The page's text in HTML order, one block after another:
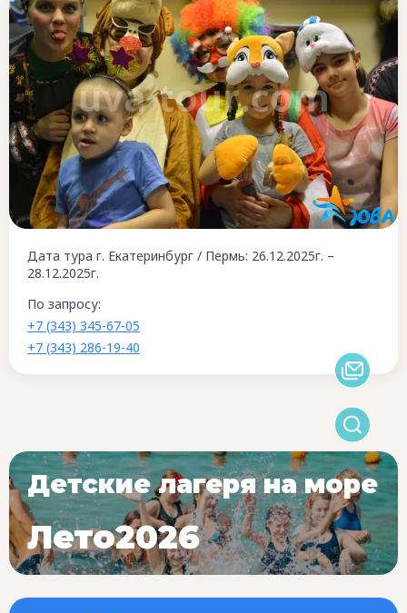
Дата тура г. Екатеринбург / Пермь: 26.12.2025г. –
28.12.2025г.
По запросу:
+7 (343) 345-67-05
+7 (343) 286-19-40
Детские лагеря на море
Лето2026